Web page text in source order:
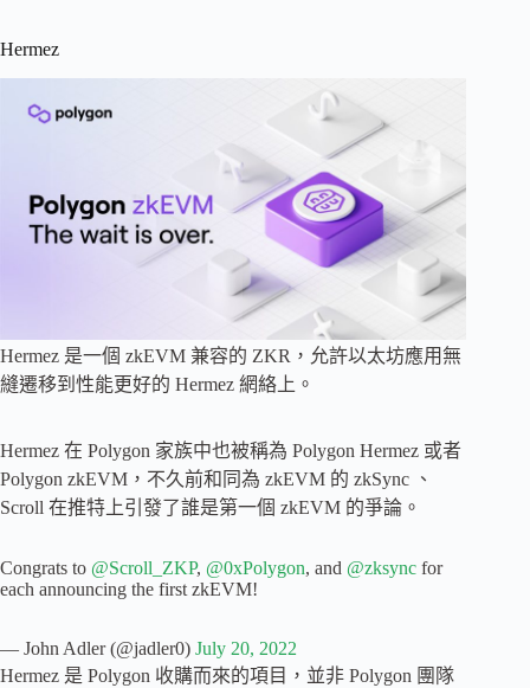
Hermez
Hermez 是一個 zkEVM 兼容的 ZKR，允許以太坊應用無
縫遷移到性能更好的 Hermez 網絡上。
Hermez 在 Polygon 家族中也被稱為 Polygon Hermez 或者
Polygon zkEVM，不久前和同為 zkEVM 的 zkSync 、
Scroll 在推特上引發了誰是第一個 zkEVM 的爭論。
Congrats to @Scroll_ZKP, @0xPolygon, and @zksync for
each announcing the first zkEVM!
— John Adler (@jadler0) July 20, 2022
Hermez 是 Polygon 收購而來的項目，並非 Polygon 團隊